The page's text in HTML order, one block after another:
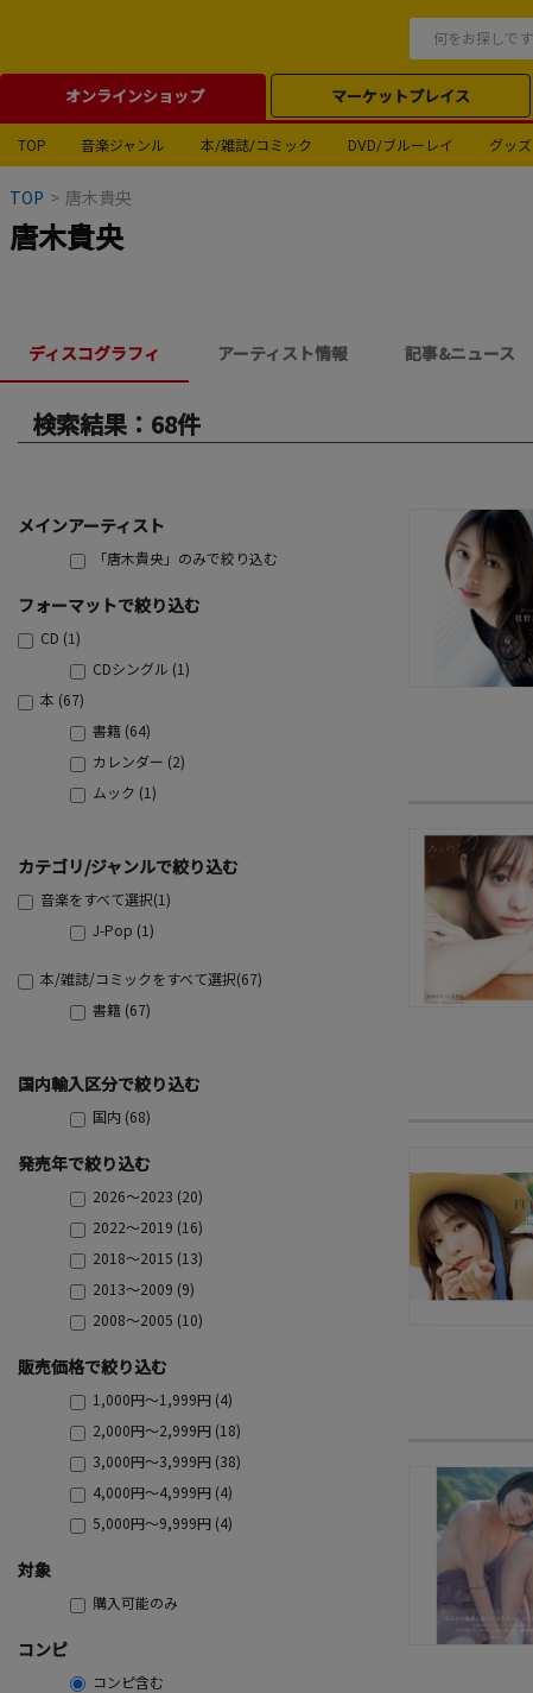
オンラインショップ マーケットプレイス
TOP 音楽ジャンル 本/雑誌/コミック DVD/ブルーレイ グッズ
TOP > 唐木貴央
唐木貴央
ディスコグラフィ アーティスト情報 記事&ニュース
検索結果：68件
メインアーティスト
「唐木貴央」のみで絞り込む
フォーマットで絞り込む
CD (1)
CDシングル (1)
本 (67)
書籍 (64)
カレンダー (2)
ムック (1)
カテゴリ/ジャンルで絞り込む
音楽をすべて選択(1)
J-Pop (1)
本/雑誌/コミックをすべて選択(67)
書籍 (67)
国内輸入区分で絞り込む
国内 (68)
発売年で絞り込む
2026～2023 (20)
2022～2019 (16)
2018～2015 (13)
2013～2009 (9)
2008～2005 (10)
販売価格で絞り込む
1,000円～1,999円 (4)
2,000円～2,999円 (18)
3,000円～3,999円 (38)
4,000円～4,999円 (4)
5,000円～9,999円 (4)
対象
購入可能のみ
コンピ
コンピ含む